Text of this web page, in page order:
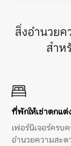
สิ่งอำนวยค
สำห
ที่พักให้เช่าตกแ
เฟอร์นิเจอร์ครบ
อำนวยความสะด